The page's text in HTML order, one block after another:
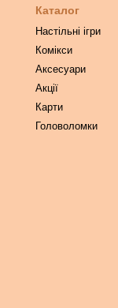
Каталог
Настільні ігри
Комікси
Аксесуари
Акції
Карти
Головоломки